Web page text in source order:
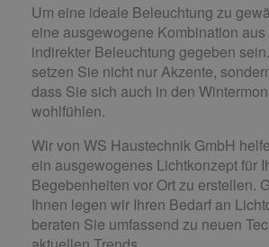
Um eine ideale Beleuchtung zu
eine ausgewogene Kombination
indirekter Beleuchtung gegeben
setzen Sie nicht nur Akzente,
dass Sie sich auch in den
wohlfühlen.
Wir von WS Haustechnik GmbH
ein ausgewogenes Lichtkonzept für
Begebenheiten vor Ort zu erstellen.
Ihnen legen wir Ihren Bedarf an
beraten Sie umfassend zu neuen